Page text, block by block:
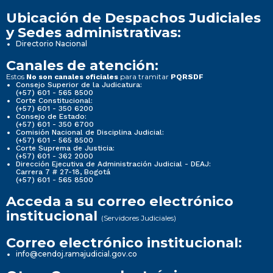
Ubicación de Despachos Judiciales
y Sedes administrativas:
Directorio Nacional
Canales de atención:
Estos No son canales oficiales para tramitar PQRSDF
Consejo Superior de la Judicatura:
(+57) 601 - 565 8500
Corte Constitucional:
(+57) 601 - 350 6200
Consejo de Estado:
(+57) 601 - 350 6700
Comisión Nacional de Disciplina Judicial:
(+57) 601 - 565 8500
Corte Suprema de Justicia:
(+57) 601 - 362 2000
Dirección Ejecutiva de Administración Judicial - DEAJ:
Carrera 7 # 27-18, Bogotá
(+57) 601 - 565 8500
Acceda a su correo electrónico
institucional (Servidores Judiciales)
Correo electrónico institucional:
info@cendoj.ramajudicial.gov.co